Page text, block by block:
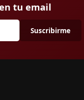
tu email
Suscribirme